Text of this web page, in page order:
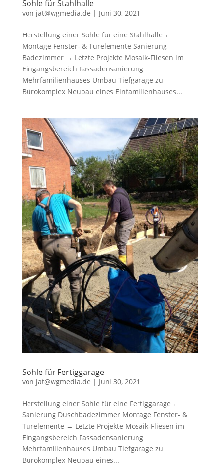
Sohle für Stahlhalle
von jat@wgmedia.de | Juni 30, 2021
Herstellung einer Sohle für eine Stahlhalle ←
Montage Fenster- & Türelemente Sanierung
Badezimmer → Letzte Projekte Mosaik-Fliesen im
Eingangsbereich Fassadensanierung
Mehrfamilienhauses Umbau Tiefgarage zu
Bürokomplex Neubau eines Einfamilienhauses...
Sohle für Fertiggarage
von jat@wgmedia.de | Juni 30, 2021
Herstellung einer Sohle für eine Fertiggarage ←
Sanierung Duschbadezimmer Montage Fenster- &
Türelemente → Letzte Projekte Mosaik-Fliesen im
Eingangsbereich Fassadensanierung
Mehrfamilienhauses Umbau Tiefgarage zu
Bürokomplex Neubau eines...